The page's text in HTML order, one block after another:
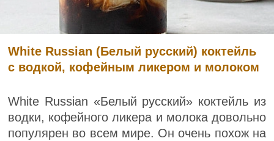
White Russian (Белый русский) коктейль
с водкой, кофейным ликером и молоком
White Russian «Белый русский» коктейль из
водки, кофейного ликера и молока довольно
популярен во всем мире. Он очень похож на